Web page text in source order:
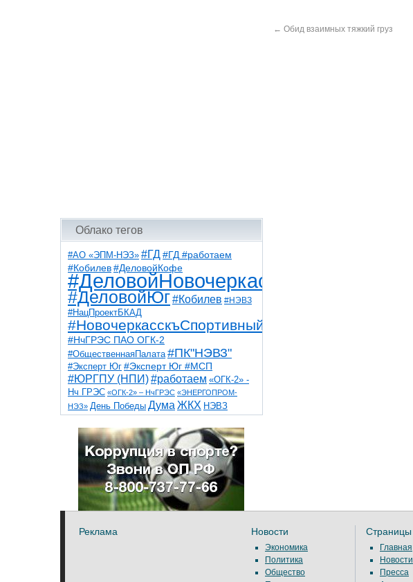
Облако тегов
#АО «ЭПМ-НЭЗ» #ГД #ГД #работаем
#Кобилев #ДеловойКофе
#ДеловойНовочеркасск
#ДеловойЮг#Кобилев #НЭВЗ
#НацПроектБКАД
#НовочеркасскъСпортивный
#НчГРЭС ПАО ОГК-2
#ОбщественнаяПалата #ПК"НЭВЗ"
#Эксперт Юг #Эксперт Юг #МСП
#ЮРГПУ (НПИ)#работаем «ОГК-2» -
Нч ГРЭС «ОГК-2» – НчГРЭС «ЭНЕРГОПРОМ-
НЭЗ» День Победы Дума ЖКХ НЭВЗ
НчГРЭС ТНТ
благоустройствоветераны выборы
детидороги казаки коррупция космос
общественная палата парк пожар роща
спорт театр транспорт художники
← Обид взаимных тяжкий груз
Реклама Новости
Экономика
Политика
Общество
Страницы
Главная
Новости
Пресса